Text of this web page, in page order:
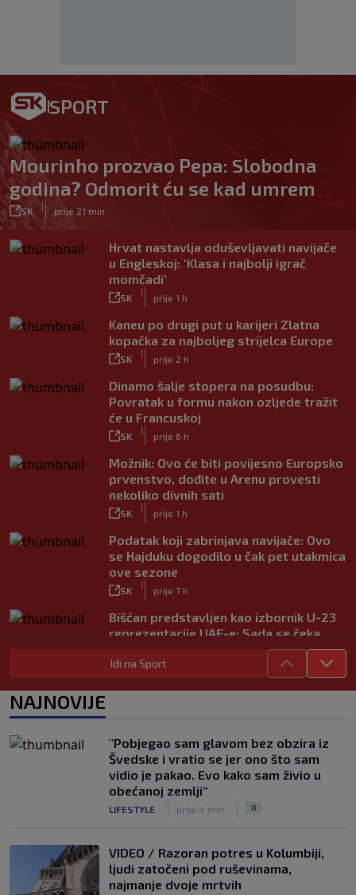
SPORT
Mourinho prozvao Pepa: Slobodna
godina? Odmorit ću se kad umrem
SK
|
prije 21 min
Hrvat nastavlja oduševljavati navijače
u Engleskoj: ‘Klasa i najbolji igrač
momčadi’
SK
|
prije 1 h
Kaneu po drugi put u karijeri Zlatna
kopačka za najboljeg strijelca Europe
SK
|
prije 2 h
Dinamo šalje stopera na posudbu:
Povratak u formu nakon ozljede tražit
će u Francuskoj
SK
|
prije 6 h
Možnik: Ovo će biti povijesno Europsko
prvenstvo, dođite u Arenu provesti
nekoliko divnih sati
SK
|
prije 1 h
Podatak koji zabrinjava navijače: Ovo
se Hajduku dogodilo u čak pet utakmica
ove sezone
SK
|
prije 7 h
Bišćan predstavljen kao izbornik U-23
reprezentacije UAE-e: Sada se čeka
SK
|
prije 7 h
ANKETA / Treba li Hajduk smijeniti
Novi igrač Rijeke: Imam prijatelja iz
Dinama, nahvalio mi je vašu ligu
SK
|
prije 3 h
Idi na Sport
NAJNOVIJE
"Pobjegao sam glavom bez obzira iz
Švedske i vratio se jer ono što sam
vidio je pakao. Evo kako sam živio u
obećanoj zemlji“
LIFESTYLE prije 4 min 0
VIDEO / Razoran potres u Kolumbiji,
ljudi zatočeni pod ruševinama,
najmanje dvoje mrtvih